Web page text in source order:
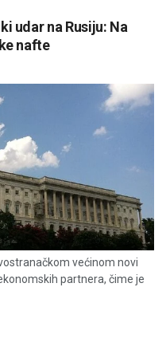
udar na Rusiju: Na
nafte
većinom novi
partnera, čime je